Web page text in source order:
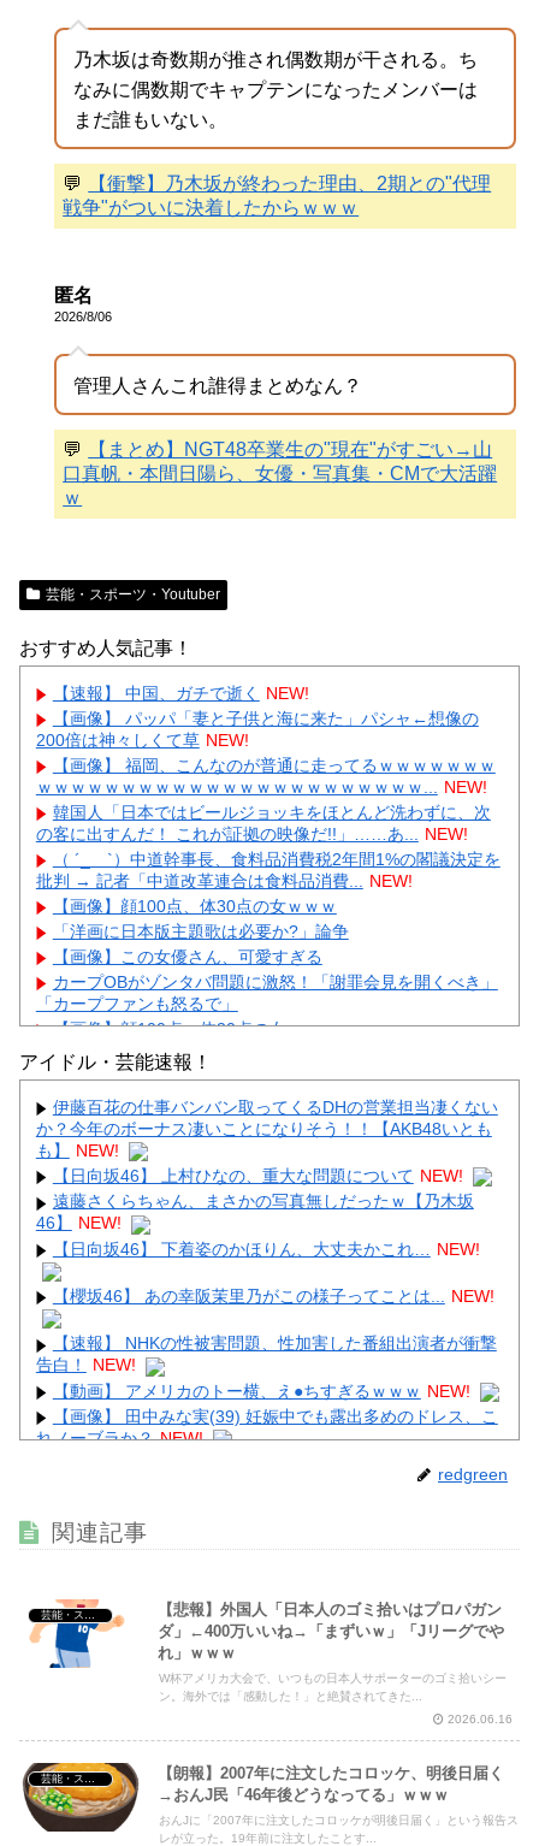
乃木坂は奇数期が推され偶数期が干される。ち
なみに偶数期でキャプテンになったメンバーは
まだ誰もいない。
💬
【衝撃】乃木坂が終わった理由、2期との"代理
戦争"がついに決着したからｗｗｗ
匿名
2026/8/06
管理人さんこれ誰得まとめなん？
💬
【まとめ】NGT48卒業生の"現在"がすごい→山
口真帆・本間日陽ら、女優・写真集・CMで大活躍
ｗ
芸能・スポーツ・Youtuber
おすすめ人気記事！
【速報】 中国、ガチで逝く
NEW!
【画像】 パッパ「妻と子供と海に来た」パシャ←想像の
200倍は神々しくて草 NEW!
【画像】 福岡、こんなのが普通に走ってるｗｗｗｗｗｗｗ
ｗｗｗｗｗｗｗｗｗｗｗｗｗｗｗｗｗｗｗｗｗｗｗ...
NEW!
韓国人「日本ではビールジョッキをほとんど洗わずに、次
の客に出すんだ！ これが証拠の映像だ!!」……あ...
NEW!
（ ´_ゝ`）中道幹事長、食料品消費税2年間1%の閣議決定を
批判 → 記者「中道改革連合は食料品消費...
NEW!
【画像】顔100点、体30点の女ｗｗｗ
「洋画に日本版主題歌は必要か?」論争
【画像】この女優さん、可愛すぎる
カープOBがゾンタバ問題に激怒！「謝罪会見を開くべき」
「カープファンも怒るで」
【画像】顔100点、体30点の女ｗｗｗ
Powered by livedoor 相互RSS
アイドル・芸能速報！
伊藤百花の仕事バンバン取ってくるDHの営業担当凄くない
か？今年のボーナス凄いことになりそう！！【AKB48いとも
も】
NEW!
【日向坂46】 上村ひなの、重大な問題について NEW!
遠藤さくらちゃん、まさかの写真無しだったｗ【乃木坂
46】
NEW!
【日向坂46】 下着姿のかほりん、大丈夫かこれ…
NEW!
【櫻坂46】 あの幸阪茉里乃がこの様子ってことは... NEW!
【速報】 NHKの性被害問題、性加害した番組出演者が衝撃
告白！
NEW!
【動画】 アメリカのトー横、え●ちすぎるｗｗｗ NEW!
【画像】 田中みな実(39) 妊娠中でも露出多めのドレス、こ
れノーブラか？ NEW!
【画像】 風俗で毎回こういう"恵体メロン"お姉さん(35)を
房がエ□すぎるｗｗｗｗｗｗ
Powered by livedoor 相互RSS
redgreen
関連記事
【悲報】外国人「日本人のゴミ拾いはプロパガン
ダ」←400万いいね→「まずいｗ」「Jリーグでや
れ」ｗｗｗ
W杯アメリカ大会で、いつもの日本人サポーターのゴミ拾いシー
ン。海外では「感動した！」と絶賛されてきた...
2026.06.16
【朗報】2007年に注文したコロッケ、明後日届く
→おんJ民「46年後どうなってる」ｗｗｗ
おんJに「2007年に注文したコロッケが明後日届く」という報告ス
レが立った。19年前に注文したことす...